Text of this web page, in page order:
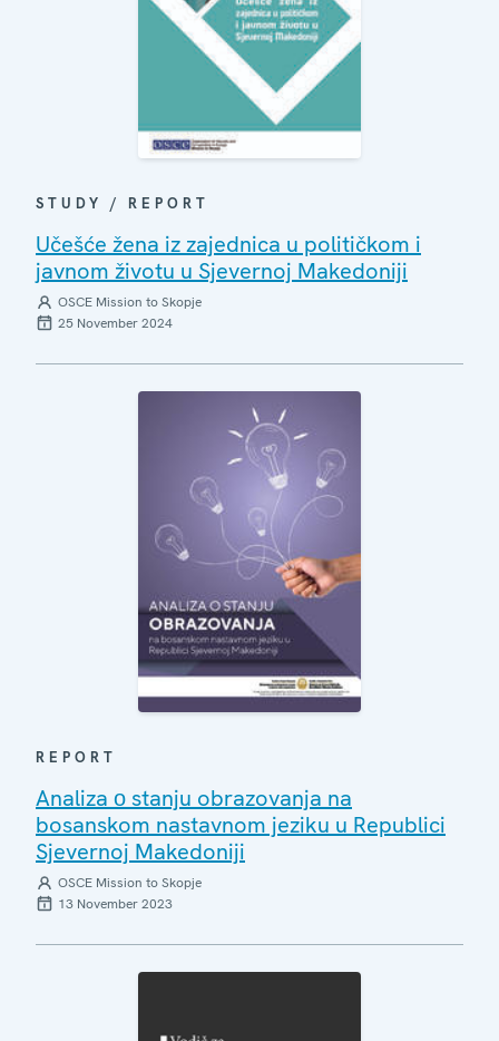
STUDY / REPORT
Učešće žena iz zajednica u političkom i
javnom životu u Sjevernoj Makedoniji
OSCE Mission to Skopje
25 November 2024
REPORT
Analiza о stanju obrazovanja na
bosanskom nastavnom jeziku u Republici
Sjevernoj Makedoniji
OSCE Mission to Skopje
13 November 2023